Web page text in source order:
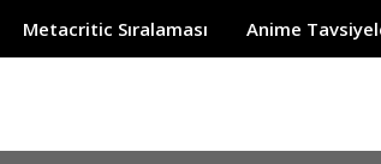
Metacritic Sıralaması Anime